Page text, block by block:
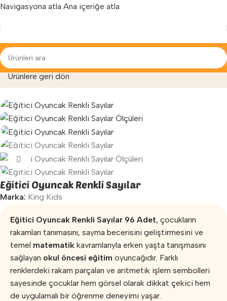
Navigasyona atla Ana içeriğe atla
» Anaokulu Malzemeleri
Ürünlere geri dön
Büyütmek için tıklayın
Eğitici Oyuncak Renkli Sayılar
Marka: King Kids
Eğitici Oyuncak Renkli Sayılar 96 Adet, çocukların
rakamları tanımasını, sayma becerisini geliştirmesini ve
temel matematik kavramlarıyla erken yaşta tanışmasını
sağlayan okul öncesi eğitim oyuncağıdır. Farklı
renklerdeki rakam parçaları ve aritmetik işlem sembolleri
sayesinde çocuklar hem görsel olarak dikkat çekici hem
de uygulamalı bir öğrenme deneyimi yaşar.